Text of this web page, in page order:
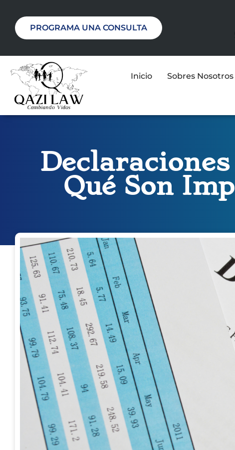
PROGRAMA UNA CONSULTA
Inicio Sobres Nosotros
Qué Son